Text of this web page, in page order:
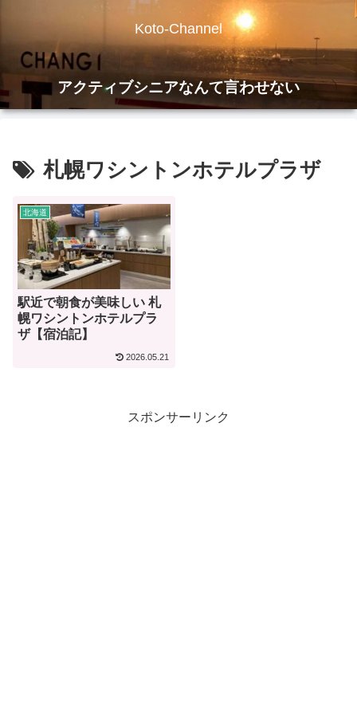
Koto-Channel
アクティブシニアなんて言わせない
札幌ワシントンホテルプラザ
北海道
駅近で朝食が美味しい 札
幌ワシントンホテルプラ
ザ【宿泊記】
2026.05.21
スポンサーリンク